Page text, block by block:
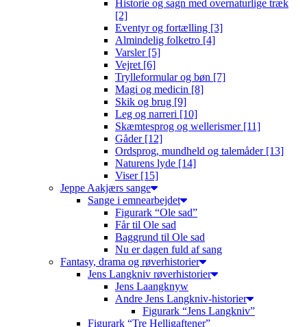
Historie og sagn med overnaturlige træk
[2]
Eventyr og fortælling [3]
Almindelig folketro [4]
Varsler [5]
Vejret [6]
Trylleformular og bøn [7]
Magi og medicin [8]
Skik og brug [9]
Leg og narreri [10]
Skæmtesprog og wellerismer [11]
Gåder [12]
Ordsprog, mundheld og talemåder [13]
Naturens lyde [14]
Viser [15]
Jeppe Aakjærs sange
Sange i emnearbejdet
Figurark “Ole sad”
Får til Ole sad
Baggrund til Ole sad
Nu er dagen fuld af sang
Fantasy, drama og røverhistorier
Jens Langkniv røverhistorier
Jens Laangknyw
Andre Jens Langkniv-historier
Figurark “Jens Langkniv”
Figurark “Tre Helligaftener”